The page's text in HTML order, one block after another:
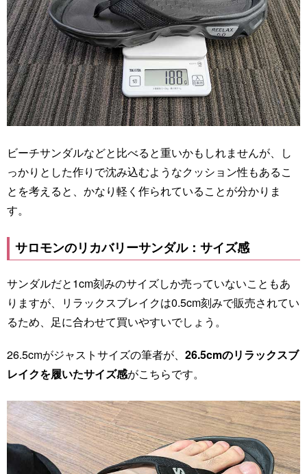
ビーチサンダルなどと比べると重いかもしれませんが、し
っかりとした作りで沈み込むようなクッション性もあるこ
とを考えると、かなり軽く作られていることが分かりま
す。
サロモンのリカバリーサンダル：サイズ感
サンダルだと1cm刻みのサイズしか売っていないこともあ
りますが、リラックスブレイクは0.5cm刻みで販売されてい
るため、足に合わせて買いやすいでしょう。
26.5cmがジャストサイズの筆者が、 26.5cmのリラックスブ
レイクを履いたサイズ感がこちらです。